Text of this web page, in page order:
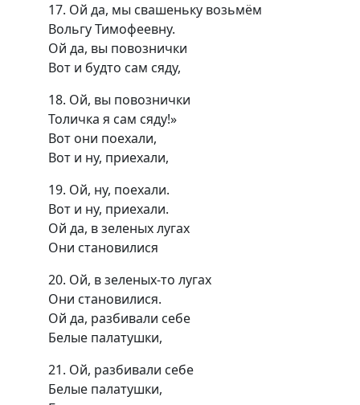
17. Ой да, мы свашеньку возьмём
Вольгу Тимофеевну.
Ой да, вы повознички
Вот и будто сам сяду,
18. Ой, вы повознички
Толичка я сам сяду!»
Вот они поехали,
Вот и ну, приехали,
19. Ой, ну, поехали.
Вот и ну, приехали.
Ой да, в зеленых лугах
Они становилися
20. Ой, в зеленых-то лугах
Они становилися.
Ой да, разбивали себе
Белые палатушки,
21. Ой, разбивали себе
Белые палатушки,